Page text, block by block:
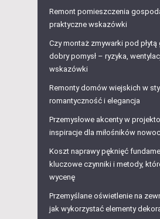
Remont pomieszczenia
praktyczne wskazówki
Czy montaż zmywarki pod
dobry pomysł – ryzyka,
wskazówki
Remonty domów wiejskich w
romantyczność i elegancja
Przemysłowe akcenty w
inspiracje dla miłośników
Koszt naprawy pęknięć
kluczowe czynniki i metody,
wycenę
Przemyślane oświetlenie na
jak wykorzystać elementy